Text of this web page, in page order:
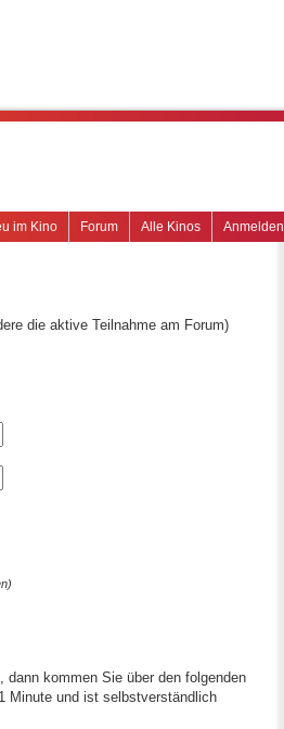
Anmelden
Alle Kinos
Forum
im Kino
die aktive Teilnahme am Forum)
kommen Sie über den folgenden
Minute und ist selbstverständlich